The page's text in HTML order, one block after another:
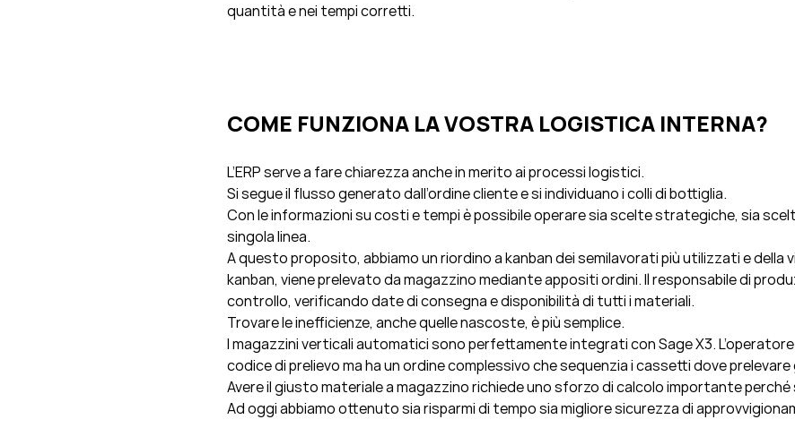
quantità e nei tempi corretti.
COME FUNZIONA LA VOSTRA LOGISTICA INTERNA?
L’ERP serve a fare chiarezza anche in merito ai processi logistici.
Si segue il flusso generato dall’ordine cliente e si individuano i colli di bottiglia.
Con le informazioni su costi e tempi è possibile operare sia scelte strategiche, sia
singola linea.
A questo proposito, abbiamo un riordino a kanban dei semilavorati più utilizzati e della
kanban, viene prelevato da magazzino mediante appositi ordini. Il responsabile di
controllo, verificando date di consegna e disponibilità di tutti i materiali.
Trovare le inefficienze, anche quelle nascoste, è più semplice.
I magazzini verticali automatici sono perfettamente integrati con Sage X3. L’operatore
codice di prelievo ma ha un ordine complessivo che sequenzia i cassetti dove
Avere il giusto materiale a magazzino richiede uno sforzo di calcolo importante
Ad oggi abbiamo ottenuto sia risparmi di tempo sia migliore sicurezza di